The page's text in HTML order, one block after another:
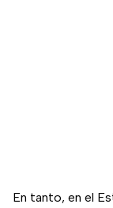
En tanto, en el